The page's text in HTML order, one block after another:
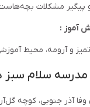
مشکلات
آموز :
و آرومه، محیط
سلام سبز
آذر جنوبی، کوچه